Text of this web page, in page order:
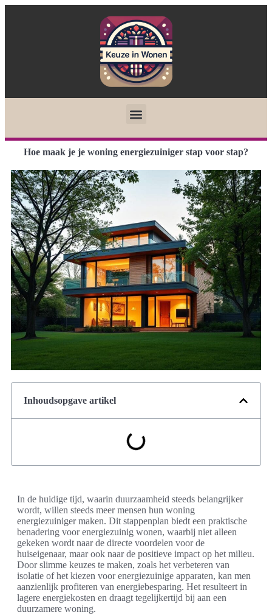
Hoe maak je je woning energiezuiniger stap voor stap?
Inhoudsopgave artikel
In de huidige tijd, waarin duurzaamheid steeds belangrijker
wordt, willen steeds meer mensen hun woning
energiezuiniger maken. Dit stappenplan biedt een praktische
benadering voor energiezuinig wonen, waarbij niet alleen
gekeken wordt naar de directe voordelen voor de
huiseigenaar, maar ook naar de positieve impact op het milieu.
Door slimme keuzes te maken, zoals het verbeteren van
isolatie of het kiezen voor energiezuinige apparaten, kan men
aanzienlijk profiteren van energiebesparing. Het resulteert in
lagere energiekosten en draagt tegelijkertijd bij aan een
duurzamere woning.